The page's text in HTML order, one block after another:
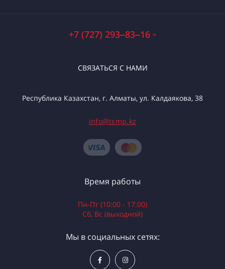
+7 (727) 293‒83‒16
СВЯЗАТЬСЯ С НАМИ
Республика Казахстан, г. Алматы, ул. Калдаякова, 38
info@tsmp.kz
Время работы
Пн-Пт (10:00 - 17:00)
Сб, Вс (выходной)
Мы в социальных сетях: